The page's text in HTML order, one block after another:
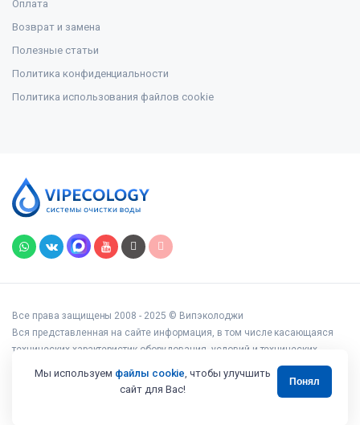
Оплата
Возврат и замена
Полезные статьи
Политика конфиденциальности
Политика использования файлов cookie
Все права защищены 2008 - 2025 © Випэколоджи
Вся представленная на сайте информация, в том числе касающаяся
технических характеристик оборудования, условий и технических
возможностей подключения, наличия на складе, стоимости товаров и
услуг, носит информационный характер и ни при каких условиях не
является публичной офертой, определяемой положениями статьи 437
Мы используем файлы cookie, чтобы улучшить
сайт для Вас!
Понял